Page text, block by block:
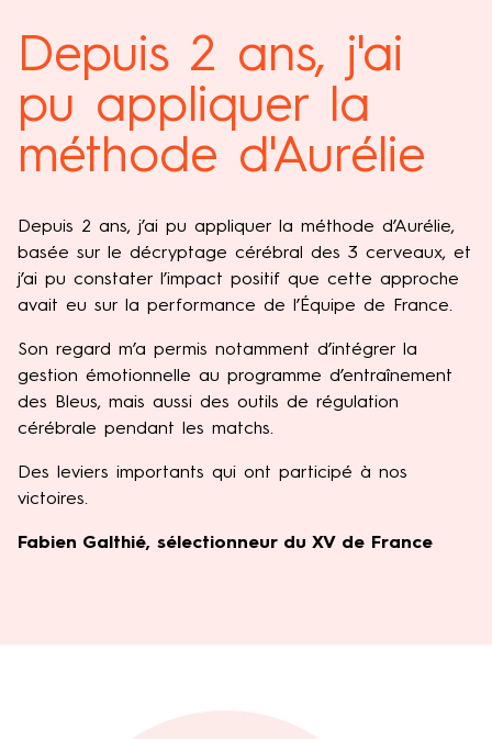
Depuis 2 ans, j'ai
pu appliquer la
méthode d'Aurélie
Depuis 2 ans, j’ai pu appliquer la méthode d’Aurélie,
basée sur le décryptage cérébral des 3 cerveaux, et
j’ai pu constater l’impact positif que cette approche
avait eu sur la performance de l’Équipe de France.
Son regard m’a permis notamment d’intégrer la
gestion émotionnelle au programme d’entraînement
des Bleus, mais aussi des outils de régulation
cérébrale pendant les matchs.
Des leviers importants qui ont participé à nos
victoires.
Fabien Galthié, sélectionneur du XV de France